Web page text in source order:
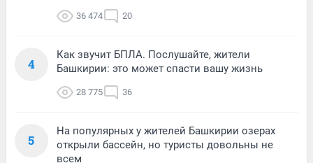
36 474 20
4
Как звучит БПЛА. Послушайте, жители
Башкирии: это может спасти вашу жизнь
28 775 36
5
На популярных у жителей Башкирии озерах
открыли бассейн, но туристы довольны не
всем